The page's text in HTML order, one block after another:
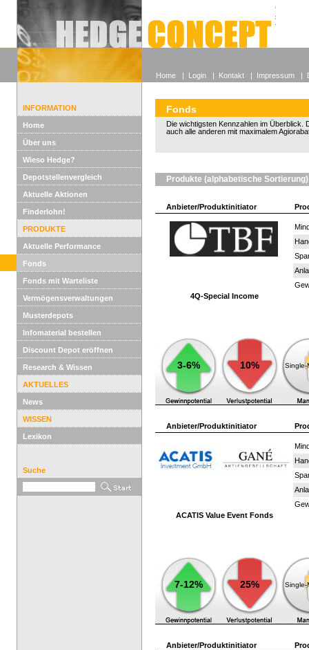
Alle
Wieso
INFORMATION
Home
Über uns
Wieso Hedge?
Depotstellenvergleich
Aktuelle Aktionen
Finderlohn!
PRODUKTE
Aktuelle Performance
Fonds
Fonds mit Warteliste
Vermögensverwaltungen
Musterdepots
Infomaterial bestellen
Discount Depot eröffnen
Research & Wissen
AKTUELLES
News
WISSEN
Lexikon
Suche
Fonds
Die wichtigsten Kennzahlen im Überblick.
auch alle anderen mit maximalem
Produkte (alphabetische Sortierung)
Anbieter/Produktinitiator
4Q-Special Income
3-6% 10% Single-
Anbieter/Produktinitiator
ACATIS Value Event Fonds
7-12% 25% Single-
Anbieter/Produktinitiator
Home | Login | Kontakt | Impressum |